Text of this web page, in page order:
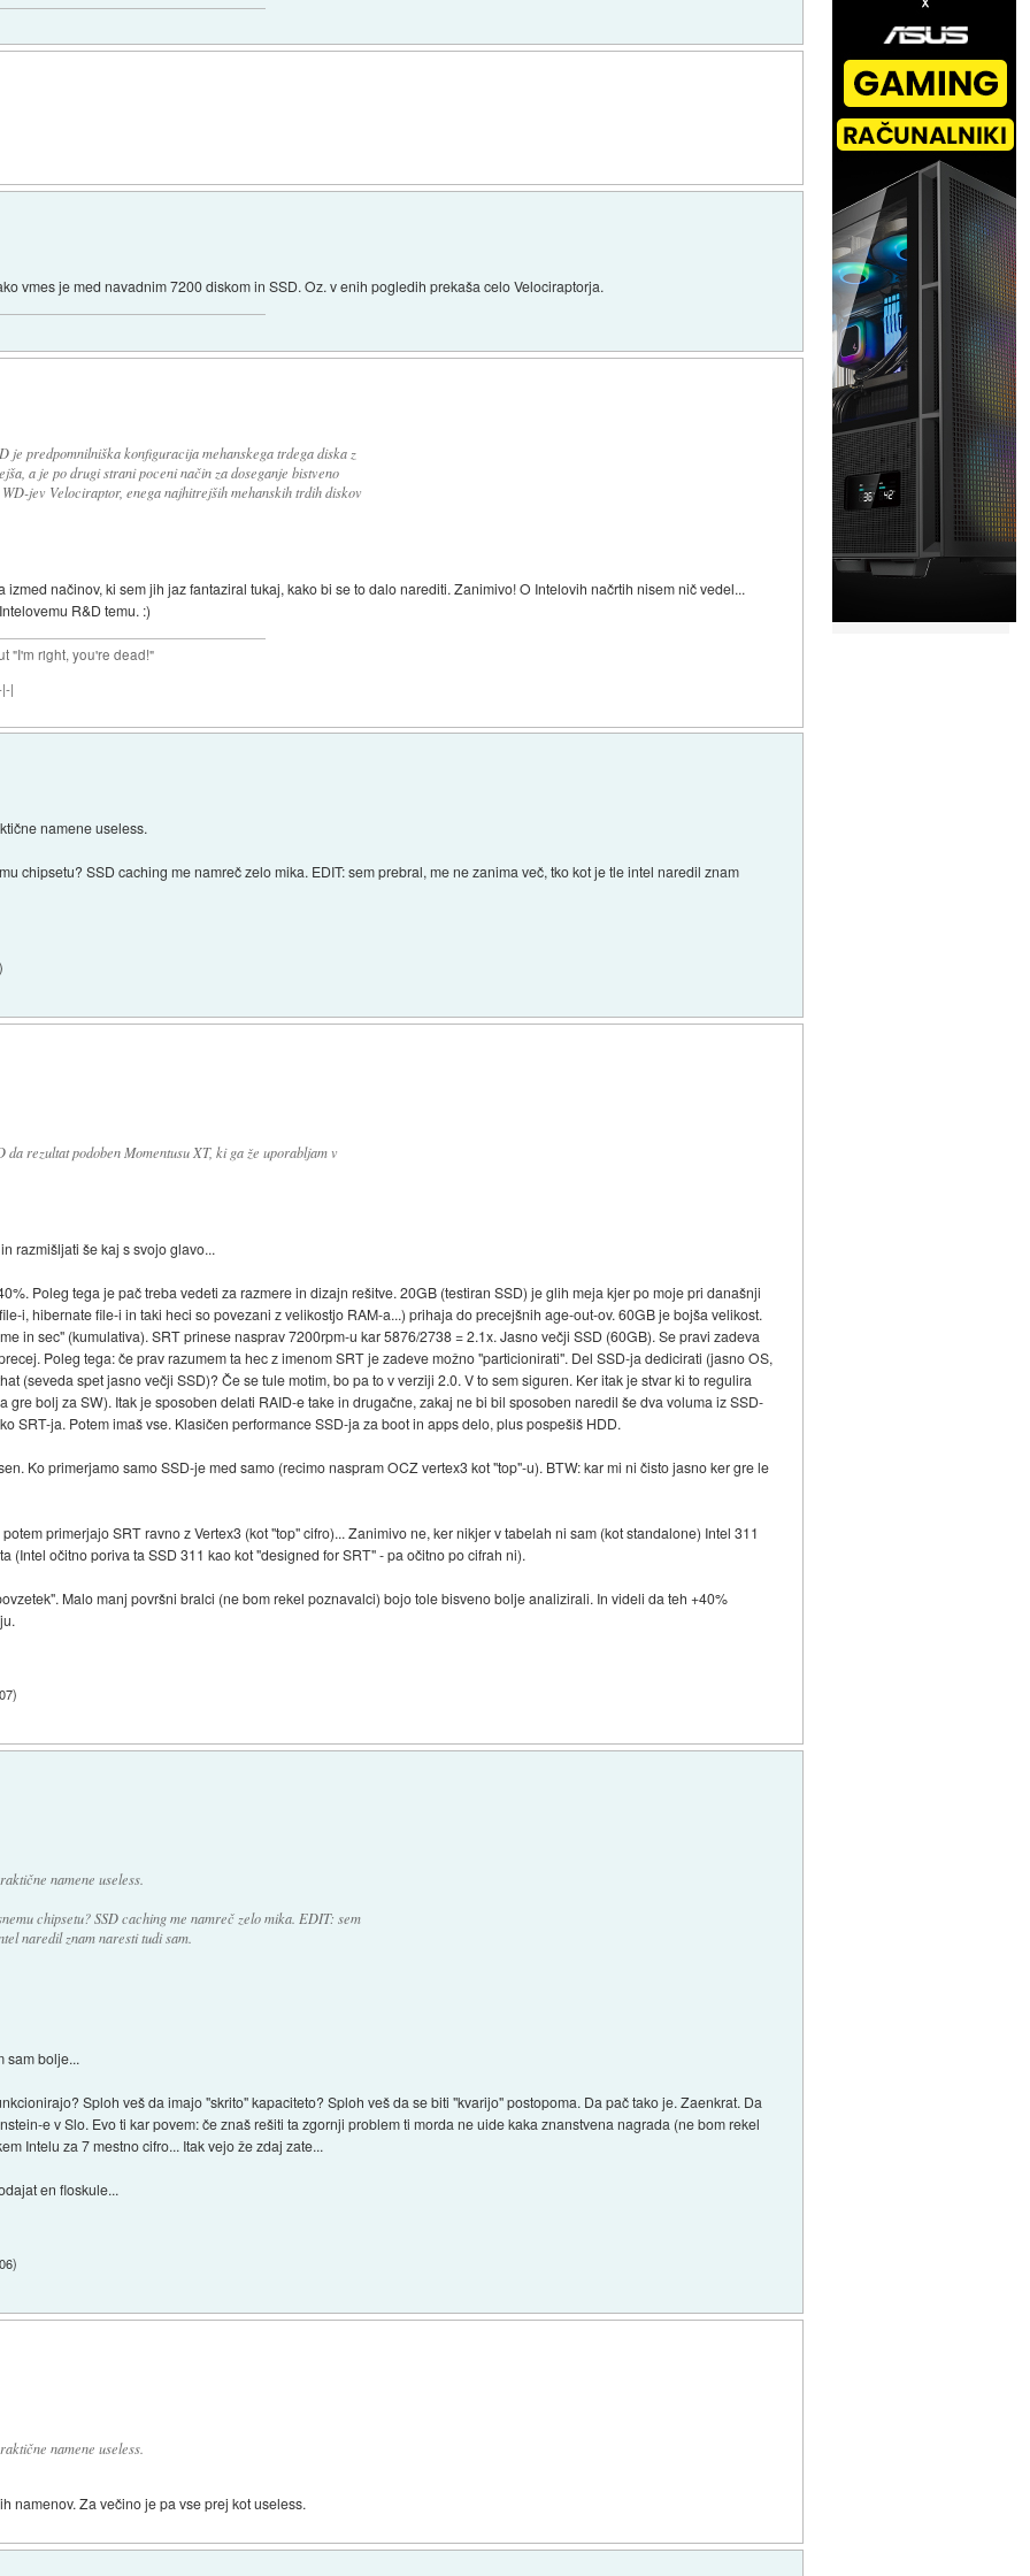
vmes je med navadnim 7200 diskom in SSD. Oz. v enih pogledih prekaša celo Velociraptorja.
je predpomnilniška konfiguracija mehanskega trdega diska z
a je po drugi strani poceni način za doseganje bistveno
jev Velociraptor, enega najhitrejših mehanskih trdih diskov
načinov, ki sem jih jaz fantaziral tukaj, kako bi se to dalo narediti. Zanimivo! O Intelovih načrtih nisem nič vedel...
R&D temu. :)
"I'm right, you're dead!"
|
namene useless.
chipsetu? SSD caching me namreč zelo mika. EDIT: sem prebral, me ne zanima več, tko kot je tle intel naredil znam
)
rezultat podoben Momentusu XT, ki ga že uporabljam v
razmišljati še kaj s svojo glavo...
Poleg tega je pač treba vedeti za razmere in dizajn rešitve. 20GB (testiran SSD) je glih meja kjer po moje pri današnji
i, hibernate file-i in taki heci so povezani z velikostjo RAM-a...) prihaja do precejšnih age-out-ov. 60GB je bojša velikost.
in sec" (kumulativa). SRT prinese nasprav 7200rpm-u kar 5876/2738 = 2.1x. Jasno večji SSD (60GB). Se pravi zadeva
Poleg tega: če prav razumem ta hec z imenom SRT je zadeve možno "particionirati". Del SSD-ja dedicirati (jasno OS,
(seveda spet jasno večji SSD)? Če se tule motim, bo pa to v verziji 2.0. V to sem siguren. Ker itak je stvar ki to regulira
gre bolj za SW). Itak je sposoben delati RAID-e take in drugačne, zakaj ne bi bil sposoben naredil še dva voluma iz SSD-
SRT-ja. Potem imaš vse. Klasičen performance SSD-ja za boot in apps delo, plus pospešiš HDD.
Ko primerjamo samo SSD-je med samo (recimo naspram OCZ vertex3 kot "top"-u). BTW: kar mi ni čisto jasno ker gre le
primerjajo SRT ravno z Vertex3 (kot "top" cifro)... Zanimivo ne, ker nikjer v tabelah ni sam (kot standalone) Intel 311
(Intel očitno poriva ta SSD 311 kao kot "designed for SRT" - pa očitno po cifrah ni).
Malo manj površni bralci (ne bom rekel poznavalci) bojo tole bisveno bolje analizirali. In videli da teh +40%
)
namene useless.
chipsetu? SSD caching me namreč zelo mika. EDIT: sem
naredil znam naresti tudi sam.
sam bolje...
Sploh veš da imajo "skrito" kapaciteto? Sploh veš da se biti "kvarijo" postopoma. Da pač tako je. Zaenkrat. Da
e v Slo. Evo ti kar povem: če znaš rešiti ta zgornji problem ti morda ne uide kaka znanstvena nagrada (ne bom rekel
Intelu za 7 mestno cifro... Itak vejo že zdaj zate...
en floskule...
)
namene useless.
namenov. Za večino je pa vse prej kot useless.